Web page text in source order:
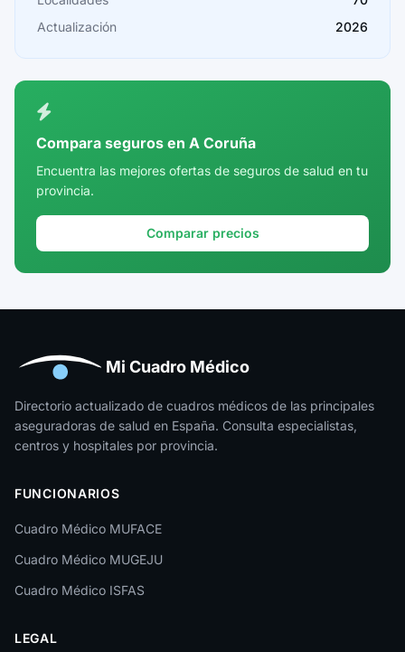
Castellón
Córdoba
Cuenca
Girona
Huesca
Jaén
La Rioja
León
Lleida
Lugo
Málaga
Actualización
2026
Compara seguros en A Coruña
Encuentra las mejores ofertas de seguros de salud en tu
provincia.
Comparar precios
Mi Cuadro Médico
Directorio actualizado de cuadros médicos de las principales
aseguradoras de salud en España. Consulta especialistas,
centros y hospitales por provincia.
FUNCIONARIOS
Cuadro Médico MUFACE
Cuadro Médico MUGEJU
Cuadro Médico ISFAS
LEGAL